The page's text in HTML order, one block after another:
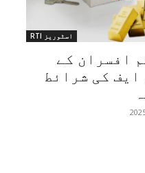
اسٹوریز RTI
افسران کے
ایف کی شرائط